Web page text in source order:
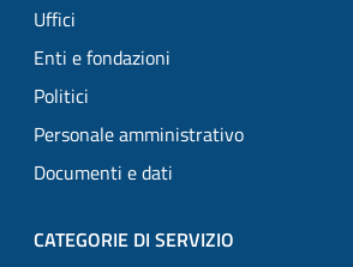
Uffici
Enti e fondazioni
Politici
Personale amministrativo
Documenti e dati
CATEGORIE DI SERVIZIO